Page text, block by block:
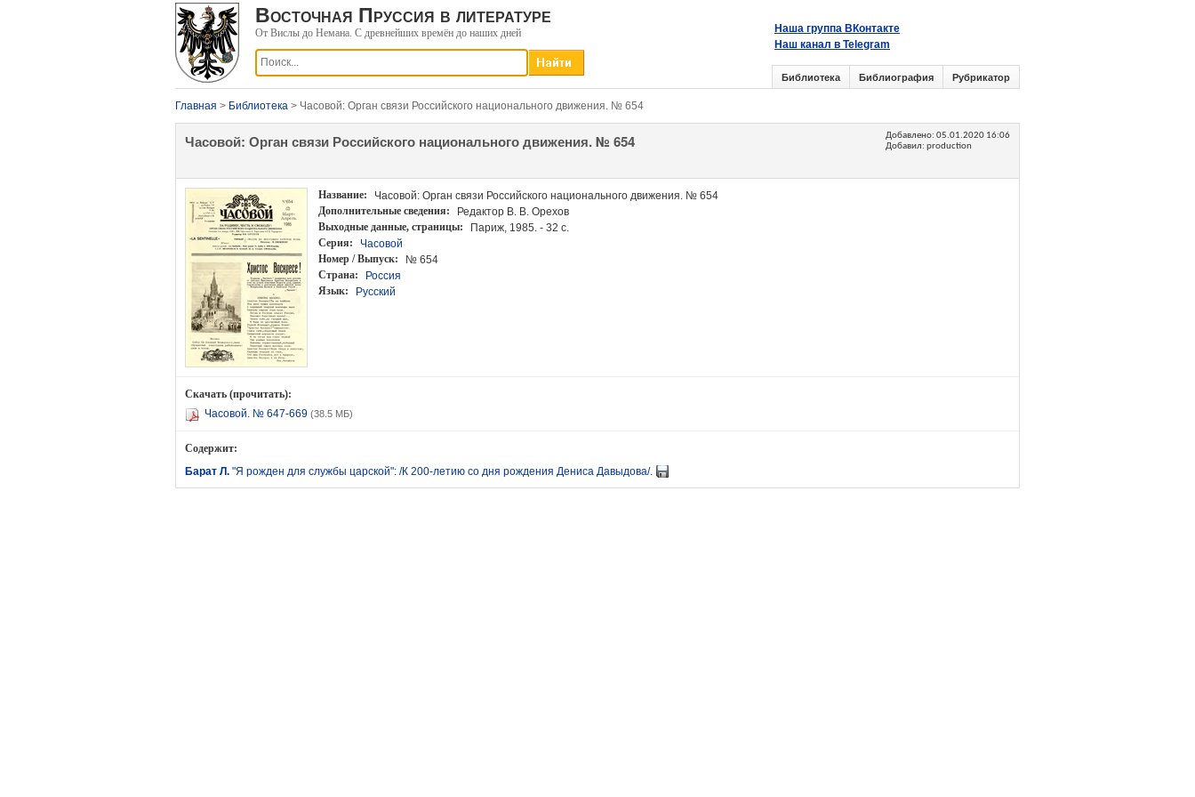
Восточная Пруссия в литературе
От Вислы до Немана. С древнейших времён до наших дней
Наша группа ВКонтакте
Наш канал в Telegram
Библиотека Библиография Рубрикатор
Главная > Библиотека > Часовой: Орган связи Российского национального движения. № 654
Часовой: Орган связи Российского национального движения. № 654 Добавлено: 05.01.2020 16:06
Добавил: production
Название:
Часовой: Орган связи Российского национального движения. № 654
Дополнительные сведения:
Редактор В. В. Орехов
Выходные данные, страницы:
Париж, 1985. - 32 с.
Серия:
Часовой
Номер / Выпуск:
№ 654
Страна:
Россия
Язык:
Русский
Скачать (прочитать):
Часовой. № 647-669 (38.5 МБ)
Содержит:
Барат Л. "Я рожден для службы царской": /К 200-летию со дня рождения Дениса Давыдова/.